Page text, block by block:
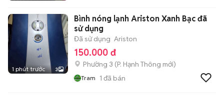
1 phút trước 3
Bình nóng lạnh Ariston Xanh Bạc đã
sử dụng
Đã sử dụng Ariston
150.000 đ
Phường 3 (P. Hạnh Thông mới)
Tram 1 đã bán